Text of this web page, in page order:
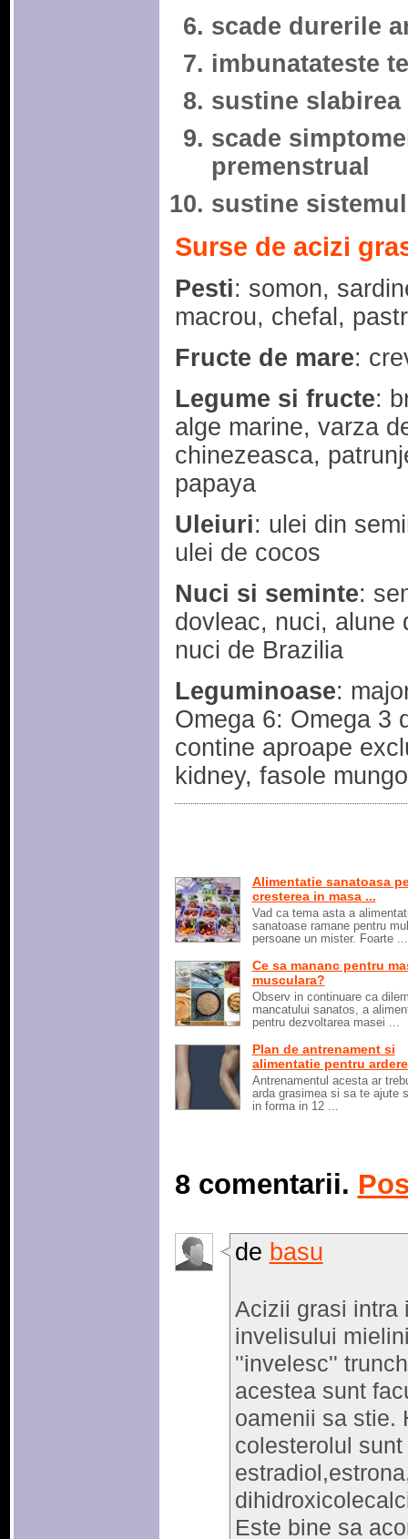
scade durerile
imbunatateste
sustine slabirea
scade
premenstrual
sustine
Surse de acizi
Pesti: somon,
macrou, chefal,
Fructe de mare:
Legume si fructe:
alge marine, varza
chinezeasca,
papaya
Uleiuri: ulei din
ulei de cocos
Nuci si seminte:
dovleac, nuci, alune
nuci de Brazilia
Leguminoase:
Omega 6: Omega 3
contine aproape
kidney, fasole mungo
Alimentatie sanatoasa
cresterea in masa ...
Vad ca tema asta a
sanatoase ramane pentru
persoane un mister. Foarte ...
Ce sa mananc pentru
musculara?
Observ in continuare ca
mancatului sanatos, a
pentru dezvoltarea masei ...
Plan de antrenament si
alimentatie pentru
Antrenamentul acesta ar
arda grasimea si sa te ajute
in forma in 12 ...
8 comentarii.
de basu
Acizii grasi intra
invelisului
''invelesc''
acestea sunt
oamenii sa stie.
colesterolul sunt
Este bine sa